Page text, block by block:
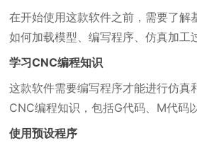
在开始使用这款软件之前，需要了解
如何加载模型、编写程序、仿真加工
学习CNC编程知识
这款软件需要编写程序才能进行仿真
CNC编程知识，包括G代码、M代码
使用预设程序